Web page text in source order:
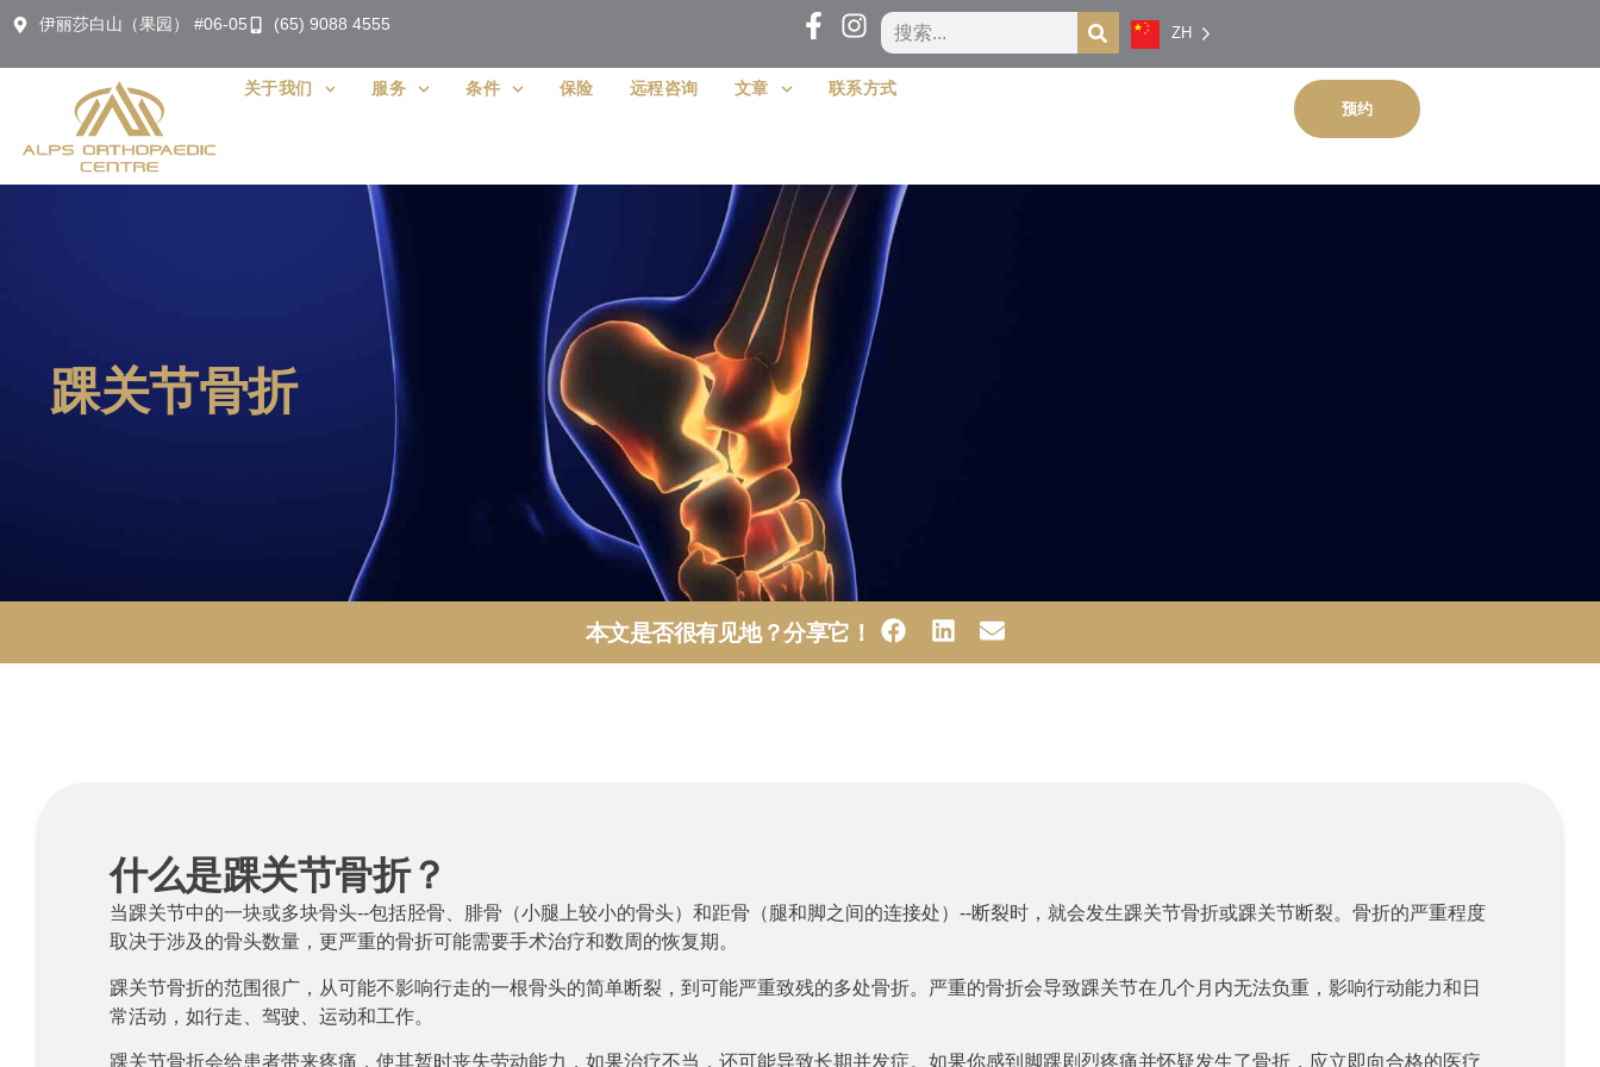
伊丽莎白山（果园） #06-05 (65) 9088 4555 ZH
关于我们 服务 条件 保险 远程咨询 文章 联系方式
预约
踝关节骨折
本文是否很有见地？分享它！
什么是踝关节骨折？
当踝关节中的一块或多块骨头--包括胫骨、腓骨（小腿上较小的骨头）和距骨（腿和脚之间的连接处）--断裂时，就会发生踝关节骨折或踝关节断裂。骨折的严重程度
取决于涉及的骨头数量，更严重的骨折可能需要手术治疗和数周的恢复期。
踝关节骨折的范围很广，从可能不影响行走的一根骨头的简单断裂，到可能严重致残的多处骨折。严重的骨折会导致踝关节在几个月内无法负重，影响行动能力和日
常活动，如行走、驾驶、运动和工作。
踝关节骨折会给患者带来疼痛，使其暂时丧失劳动能力，如果治疗不当，还可能导致长期并发症。如果你感到脚踝剧烈疼痛并怀疑发生了骨折，应立即向合格的医疗